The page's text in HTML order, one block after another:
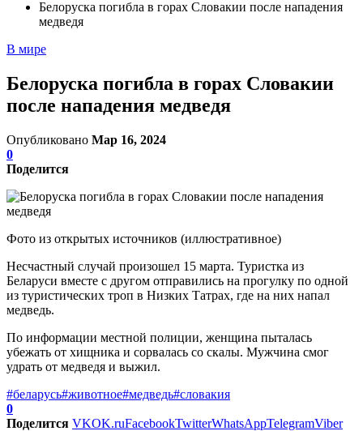
Белоруска погибла в горах Словакии после нападения
медведя
В мире
Белоруска погибла в горах Словакии
после нападения медведя
Опубликовано Мар 16, 2024
0
Поделится
Фото из открытых источников (иллюстративное)
Несчастный случай произошел 15 марта. Туристка из
Беларуси вместе с другом отправились на прогулку по одной
из туристических троп в Низких Татрах, где на них напал
медведь.
По информации местной полиции, женщина пыталась
убежать от хищника и сорвалась со скалы. Мужчина смог
удрать от медведя и выжил.
#беларусь#животное#медведь#словакия
0
Поделится VKOK.ruFacebookTwitterWhatsAppTelegramViber